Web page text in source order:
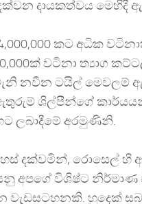
දායකත්වය මෙහිදී
කට අධික
වටිනා ත්‍යාග
නවීන ටයිල් මෙවලම්
ශිල්පීන්ගේ
ලබාදීමේ අරමුණිනි.
දක්වමින්, රොසෙල් හි
යනු අපගේ විශිෂ්ට
වැඩසටහනකි. හුදෙක්